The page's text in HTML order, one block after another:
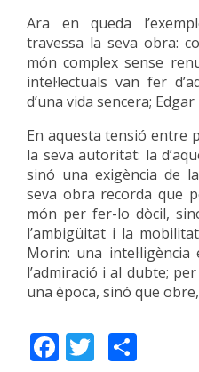
Ara en queda
travessa la seva obra:
món complex sense
intel·lectuals van fer
d’una vida sencera;
En aquesta tensió entre
la seva autoritat: la
sinó una exigència de
seva obra recorda que
món per fer-lo dòcil,
l’ambigüitat i la
Morin: una
l’admiració i al dubte;
una època, sinó que
Facebook
Twitter